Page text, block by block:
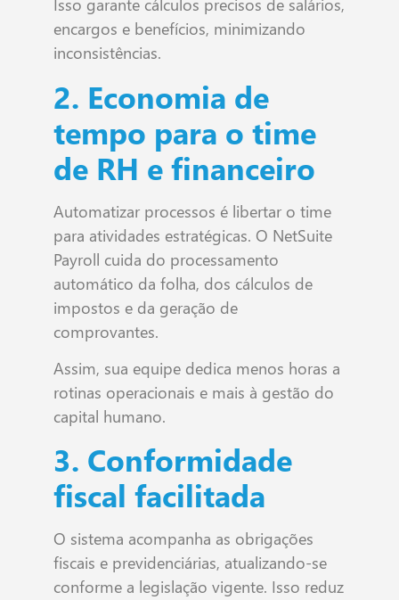
Isso garante cálculos precisos de salários,
encargos e benefícios, minimizando
inconsistências.
2. Economia de
tempo para o time
de RH e financeiro
Automatizar processos é libertar o time
para atividades estratégicas. O NetSuite
Payroll cuida do processamento
automático da folha, dos cálculos de
impostos e da geração de
comprovantes.
Assim, sua equipe dedica menos horas a
rotinas operacionais e mais à gestão do
capital humano.
3. Conformidade
fiscal facilitada
O sistema acompanha as obrigações
fiscais e previdenciárias, atualizando-se
conforme a legislação vigente. Isso reduz